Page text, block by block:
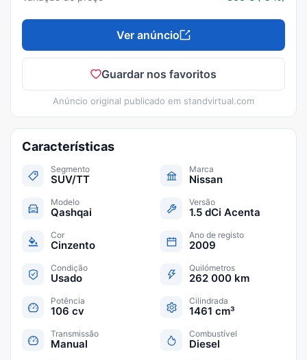
Ver anúncio
Guardar nos favoritos
Anúncio original publicado em standvirtual.com
Características
Segmento
SUV/TT
Marca
Nissan
Modelo
Qashqai
Versão
1.5 dCi Acenta
Cor
Cinzento
Ano de registo
2009
Condição
Usado
Quilómetros
262 000 km
Potência
106 cv
Cilindrada
1461 cm³
Transmissão
Manual
Combustível
Diesel